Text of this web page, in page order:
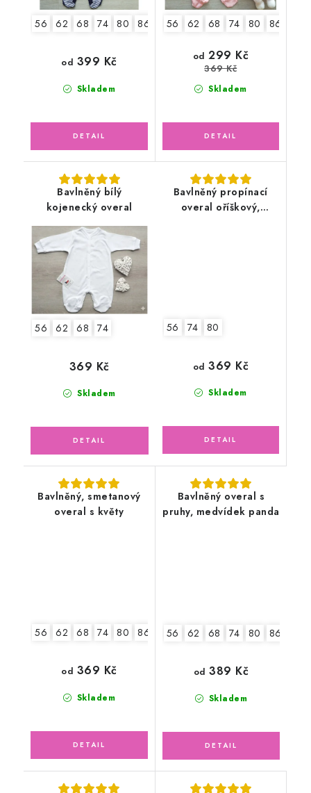
56 62 68 74 80 86 92
Skladem
od 399 Kč
56 62 68 74 80 86
Skladem
od 299 Kč
369 Kč
Bavlněný bílý
kojenecký overal
56 62 68 74
Skladem
369 Kč
Bavlněný propínací
overal oříškový,
56 74 80
Skladem
od 369 Kč
Bavlněný, smetanový
overal s květy
56 62 68 74 80 86 92
Skladem
od 369 Kč
Bavlněný overal s
pruhy, medvídek panda
56 62 68 74 80 86
Skladem
od 389 Kč